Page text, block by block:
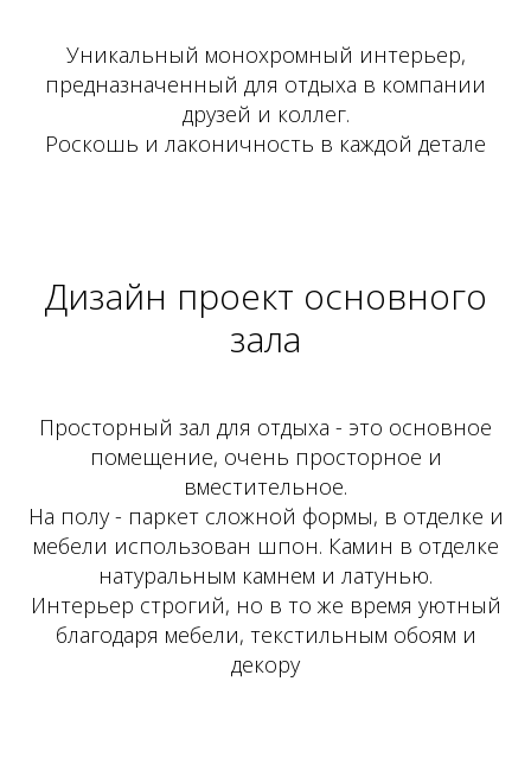
Уникальный монохромный интерьер,
предназначенный для отдыха в компании
друзей и коллег.
Роскошь и лаконичность в каждой детале
Дизайн проект основного
зала
Просторный зал для отдыха - это основное
помещение, очень просторное и
вместительное.
На полу - паркет сложной формы, в отделке и
мебели использован шпон. Камин в отделке
натуральным камнем и латунью.
Интерьер строгий, но в то же время уютный
благодаря мебели, текстильным обоям и
декору